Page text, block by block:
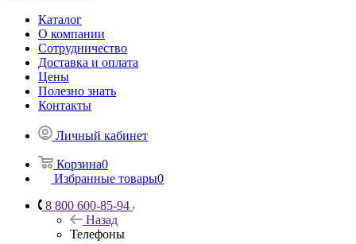
Каталог
О компании
Сотрудничество
Доставка и оплата
Цены
Полезно знать
Контакты
Личный кабинет
Корзина0
Избранные товары0
8 800 600-85-94
Назад
Телефоны